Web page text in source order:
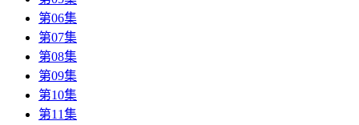
第06集
第07集
第08集
第09集
第10集
第11集